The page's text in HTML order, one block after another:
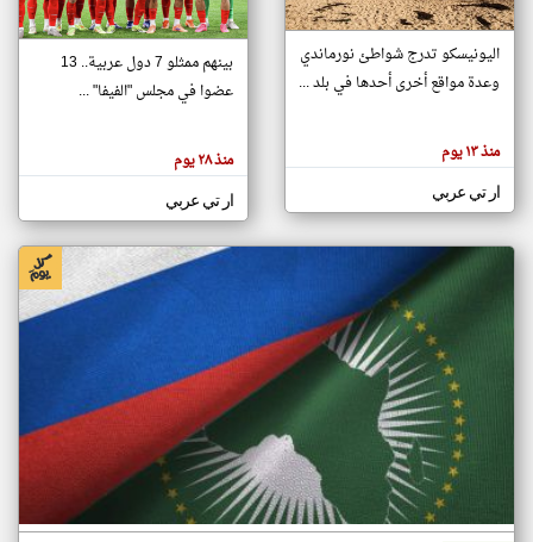
تغيير الدولة
اخبار جزر القمر على مدار الساعة
أهم اخبار جزر القمر العاجلة والمباشرة
هنا عن
وجهة
كاتبيها.
اليونيسكو تدرج شواطئ نورماندي
وعدة مواقع أخرى أحدها في بلد ...
منذ ١٣ يوم
ار تي عربي
بينهم ممثلو 7 دول عربية.. 13
عضوا في مجلس "الفيفا" ...
منذ ٢٨ يوم
ار تي عربي
klyoum.com